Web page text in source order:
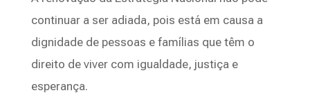
continuar a ser adiada, pois está em causa a
dignidade de pessoas e famílias que têm o
direito de viver com igualdade, justiça e
esperança.